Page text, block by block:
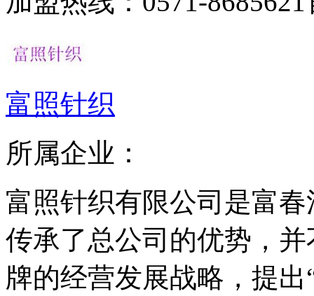
富照针织
所属企业：
富照针织有限公司是富
传承了总公司的优势，
牌的经营发展战略，提